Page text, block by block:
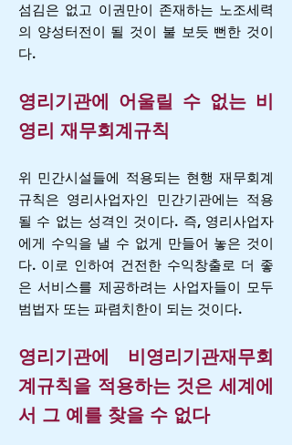
섬김은 없고 이권만이 존재하는 노조세력
의 양성터전이 될 것이 불 보듯 뻔한 것이
다.
영리기관에 어울릴 수 없는 비
영리 재무회계규칙
위 민간시설들에 적용되는 현행 재무회계
규칙은 영리사업자인 민간기관에는 적용
될 수 없는 성격인 것이다. 즉, 영리사업자
에게 수익을 낼 수 없게 만들어 놓은 것이
다. 이로 인하여 건전한 수익창출로 더 좋
은 서비스를 제공하려는 사업자들이 모두
범법자 또는 파렴치한이 되는 것이다.
영리기관에 비영리기관재무회
계규칙을 적용하는 것은 세계에
서 그 예를 찾을 수 없다